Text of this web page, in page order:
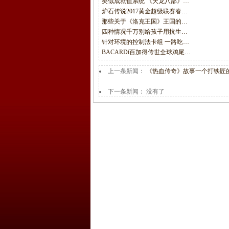
炉石传说2017黄金超级联赛春…
那些关于《洛克王国》王国的…
四种情况千万别给孩子用抗生…
针对环境的控制法卡组 一路吃…
BACARDí百加得传世全球鸡尾…
上一条新闻： 《热血传奇》故事一个打铁匠
下一条新闻： 没有了